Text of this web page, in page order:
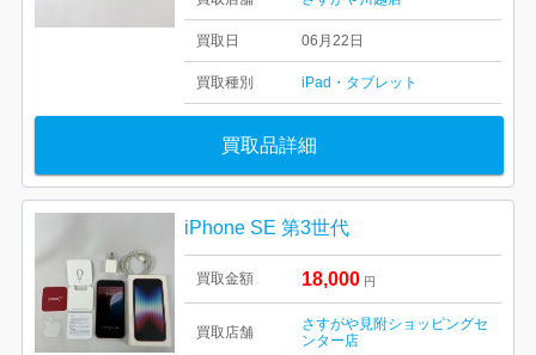
買取日 06月22日
買取種別 iPad・タブレット
買取品詳細
iPhone SE 第3世代
買取金額 18,000 円
買取店舗
さすがや見附ショッピングセ
ンター店